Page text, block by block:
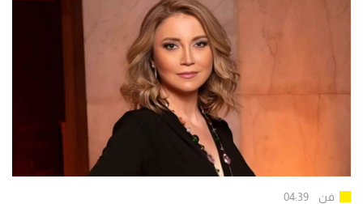
فن 04:39